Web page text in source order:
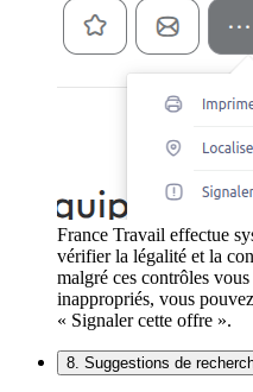
France Travail effectue
vérifier la légalité et la
malgré ces contrôles
inappropriés, vous
« Signaler cette offre ».
8. Suggestions de